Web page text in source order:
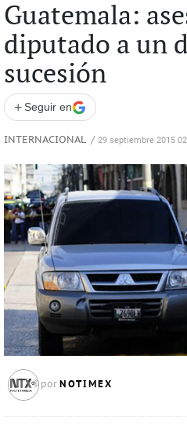
Guatemala:
diputado a un
sucesión
+ Seguir en
INTERNACIONAL / 29 septiembre 2015
por NOTIMEX